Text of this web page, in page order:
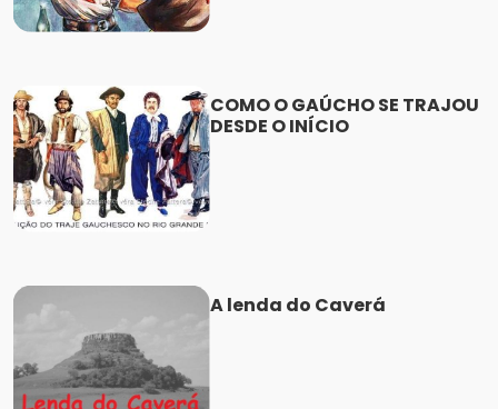
COMO O GAÚCHO SE TRAJOU
DESDE O INÍCIO
A lenda do Caverá